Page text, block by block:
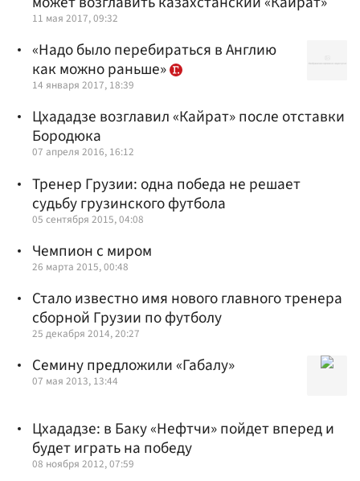
11 мая 2017, 09:32
«Надо было перебираться в Англию
как можно раньше»
14 января 2017, 18:39
Цхададзе возглавил «Кайрат» после отставки
Бородюка
07 апреля 2016, 16:12
Тренер Грузии: одна победа не решает
судьбу грузинского футбола
05 сентября 2015, 04:08
Чемпион с миром
26 марта 2015, 00:48
Стало известно имя нового главного тренера
сборной Грузии по футболу
25 декабря 2014, 20:27
Семину предложили «Габалу»
07 мая 2013, 13:44
Цхададзе: в Баку «Нефтчи» пойдет вперед и
будет играть на победу
08 ноября 2012, 07:59